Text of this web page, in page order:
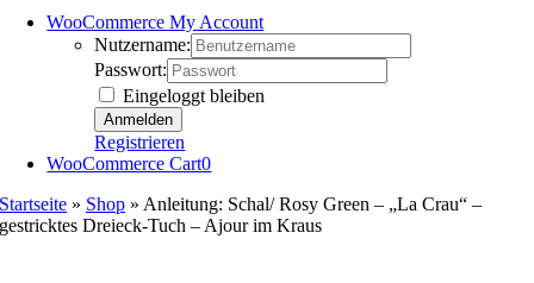
WooCommerce My Account
Nutzername:
Passwort:
Eingeloggt bleiben
Registrieren
WooCommerce Cart0
Startseite » Shop » Anleitung: Schal/ Rosy Green – „La Crau“ –
gestricktes Dreieck-Tuch – Ajour im Kraus